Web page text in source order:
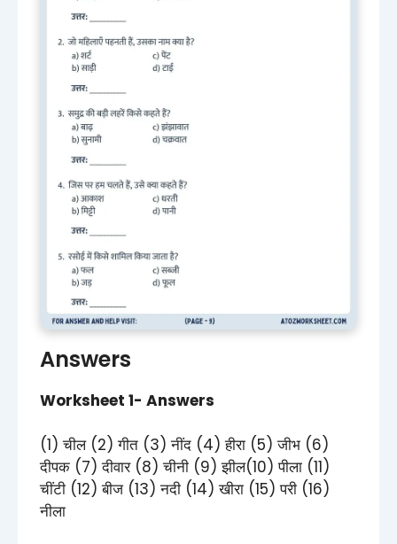
Answers
Worksheet 1- Answers
(1) चील (2) गीत (3) नींद (4) हीरा (5) जीभ (6)
दीपक (7) दीवार (8) चीनी (9) झील(10) पीला (11)
चींटी (12) बीज (13) नदी (14) खीरा (15) परी (16)
नीला